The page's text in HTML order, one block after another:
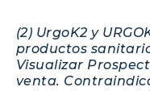
(2) UrgoK2 y
productos
Visualizar
venta.